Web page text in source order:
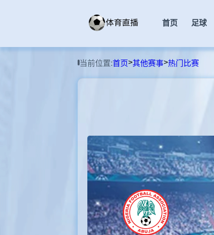
首页 足球
当前位置:首页>其他赛事>热门比赛